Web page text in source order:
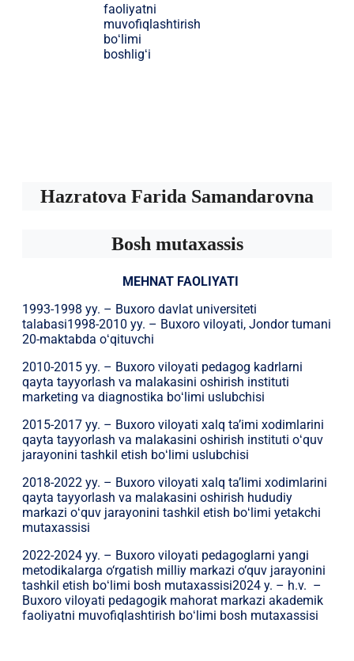
faoliyatni
muvofiqlashtirish
boʻlimi
boshligʻi
Hazratova Farida Samandarovna
Bosh mutaxassis
MEHNAT FAOLIYATI
1993-1998 yy. – Buxoro davlat universiteti
talabasi1998-2010 yy. – Buxoro viloyati, Jondor tumani
20-maktabda oʻqituvchi
2010-2015 yy. – Buxoro viloyati pedagog kadrlarni
qayta tayyorlash va malakasini oshirish instituti
marketing va diagnostika boʻlimi uslubchisi
2015-2017 yy. – Buxoro viloyati xalq ta’imi xodimlarini
qayta tayyorlash va malakasini oshirish instituti oʻquv
jarayonini tashkil etish boʻlimi uslubchisi
2018-2022 yy. – Buxoro viloyati xalq ta’limi xodimlarini
qayta tayyorlash va malakasini oshirish hududiy
markazi oʻquv jarayonini tashkil etish boʻlimi yetakchi
mutaxassisi
2022-2024 yy. – Buxoro viloyati pedagoglarni yangi
metodikalarga o‘rgatish milliy markazi o‘quv jarayonini
tashkil etish boʻlimi bosh mutaxassisi2024 y. – h.v. –
Buxoro viloyati pedagogik mahorat markazi akademik
faoliyatni muvofiqlashtirish boʻlimi bosh mutaxassisi